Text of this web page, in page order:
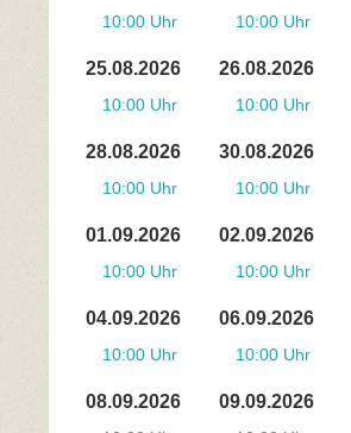
10:00 Uhr 10:00 Uhr
25.08.2026
10:00 Uhr
26.08.2026
10:00 Uhr
28.08.2026
10:00 Uhr
30.08.2026
10:00 Uhr
01.09.2026
10:00 Uhr
02.09.2026
10:00 Uhr
04.09.2026
10:00 Uhr
06.09.2026
10:00 Uhr
08.09.2026 09.09.2026